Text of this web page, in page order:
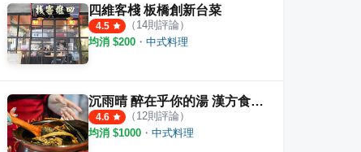
四維客棧 板橋創新台菜
4.5 （ 14則評論）
均消 $200 ・ 中式料理
沉雨晴 醉在乎你的湯 漢方食養餐廳
4.6 （ 12則評論）
均消 $1000 ・ 中式料理